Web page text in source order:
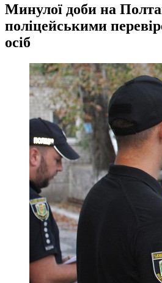
Минулої доби на
поліцейськими
осіб